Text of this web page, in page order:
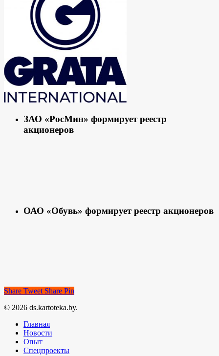
ЗАО «РосМин» формирует реестр
акционеров
ОАО «Обувь» формирует реестр акционеров
Share Tweet Share Pin
© 2026 ds.kartoteka.by.
Главная
Новости
Опыт
Спецпроекты